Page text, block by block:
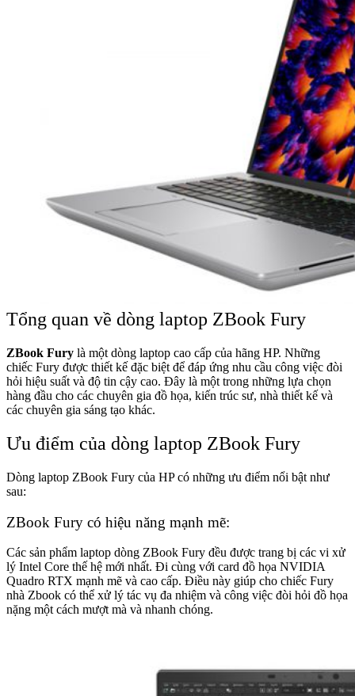
Tổng quan về dòng laptop ZBook Fury
ZBook Fury là một dòng laptop cao cấp của hãng HP. Những
chiếc Fury được thiết kế đặc biệt để đáp ứng nhu cầu công việc đòi
hỏi hiệu suất và độ tin cậy cao. Đây là một trong những lựa chọn
hàng đầu cho các chuyên gia đồ họa, kiến trúc sư, nhà thiết kế và
các chuyên gia sáng tạo khác.
Ưu điểm của dòng laptop ZBook Fury
Dòng laptop ZBook Fury của HP có những ưu điểm nổi bật như
sau:
ZBook Fury có hiệu năng mạnh mẽ:
Các sản phẩm laptop dòng ZBook Fury đều được trang bị các vi xử
lý Intel Core thế hệ mới nhất. Đi cùng với card đồ họa NVIDIA
Quadro RTX mạnh mẽ và cao cấp. Điều này giúp cho chiếc Fury
nhà Zbook có thể xử lý tác vụ đa nhiệm và công việc đòi hỏi đồ họa
nặng một cách mượt mà và nhanh chóng.